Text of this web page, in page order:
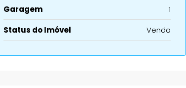
Garagem
1
Status do Imóvel Venda